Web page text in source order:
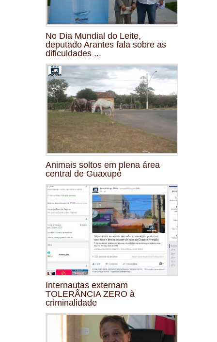
No Dia Mundial do Leite,
deputado Arantes fala sobre as
dificuldades ...
Animais soltos em plena área
central de Guaxupé
Internautas externam
TOLERÂNCIA ZERO à
criminalidade